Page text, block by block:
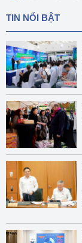
TIN NỔI BẬT